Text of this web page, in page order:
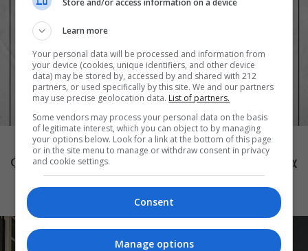
ΘΕΑΤΡΟ
Τόσο Όσο: Η stand-up comedy των
Φουντούλη-Σπηλιόπουλου στην Ταράτσα
του Λαμπέτη
Learn more
Your personal data will be processed and information from
your device (cookies, unique identifiers, and other device
data) may be stored by, accessed by and shared with 212
partners, or used specifically by this site. We and our partners
may use precise geolocation data. List of partners.
Some vendors may process your personal data on the basis
of legitimate interest, which you can object to by managing
your options below. Look for a link at the bottom of this page
or in the site menu to manage or withdraw consent in privacy
and cookie settings.
Consent
Manage options